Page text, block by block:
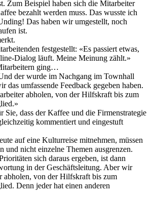
Zum Beispiel haben sich die Mitarbeiter
bezahlt werden muss. Das wusste ich
Das haben wir umgestellt, noch
ist.
festgestellt: «Es passiert etwas,
Dialog läuft. Meine Meinung zählt.»
ging…
der wurde im Nachgang im Townhall
das umfassende Feedback gegeben haben.
abholen, von der Hilfskraft bis zum
»
Sie, dass der Kaffee und die Firmenstrategie
kommentiert und eingestuft
auf eine Kulturreise mitnehmen, müssen
und nicht einzelne Themen ausgrenzen.
sich daraus ergeben, ist dann
in der Geschäftsleitung. Aber wir
abholen, von der Hilfskraft bis zum
Denn jeder hat einen anderen